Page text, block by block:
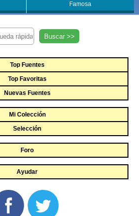
Famosa
Buscar >>
Top Fuentes
Top Favoritas
Nuevas Fuentes
Mi Colección
Selección
Foro
Ayudar